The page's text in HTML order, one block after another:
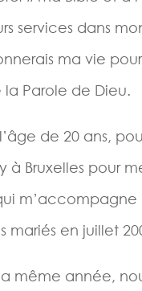
services dans
ma vie
Parole de Dieu.
de 20 ans,
à Bruxelles pour
m’accompagne
mariés en juillet
même année,